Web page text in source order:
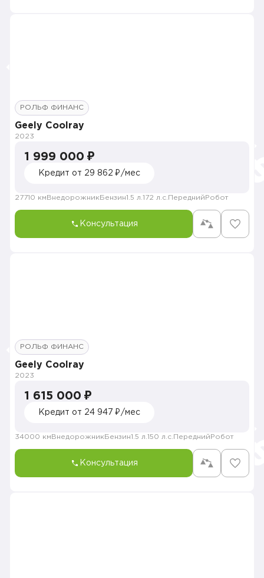
РОЛЬФ ФИНАНС
Geely Coolray
2023
1 999 000 ₽
Кредит от 29 862 ₽/мес
27710 км Внедорожник Бензин1.5 л. 172 л.с. Передний Робот
Консультация
РОЛЬФ ФИНАНС
Geely Coolray
2023
1 615 000 ₽
Кредит от 24 947 ₽/мес
34000 км Внедорожник Бензин1.5 л. 150 л.с. Передний Робот
Консультация